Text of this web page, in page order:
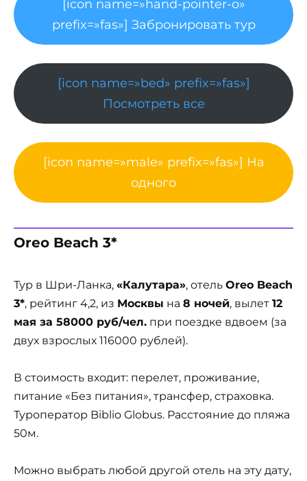
[icon name=»hand-pointer-o»
prefix=»fas»] Забронировать тур
[icon name=»bed» prefix=»fas»]
Посмотреть все
[icon name=»male» prefix=»fas»] На
одного
Oreo Beach 3*
Тур в Шри-Ланка, «Калутара», отель Oreo Beach
3*, рейтинг 4,2, из Москвы на 8 ночей, вылет 12
мая за 58000 руб/чел. при поездке вдвоем (за
двух взрослых 116000 рублей).
В стоимость входит: перелет, проживание,
питание «Без питания», трансфер, страховка.
Туроператор Biblio Globus. Расстояние до пляжа
50м.
Можно выбрать любой другой отель на эту дату,